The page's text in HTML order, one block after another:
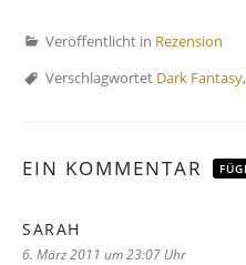
Veröffentlicht in Rezension
Verschlagwortet Dark Fantasy,
EIN KOMMENTAR
SARAH
6. März 2011 um 23:07 Uhr